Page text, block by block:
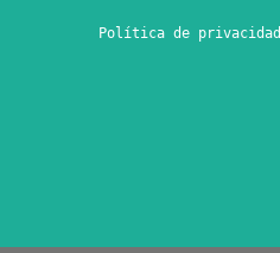
Política de privacidad